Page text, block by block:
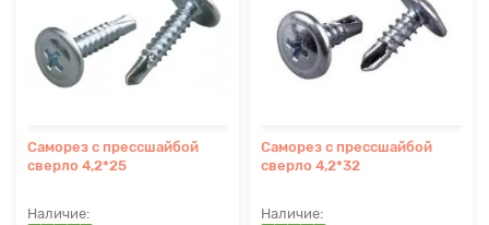
Саморез с прессшайбой
сверло 4,2*25
Саморез с прессшайбой
сверло 4,2*32